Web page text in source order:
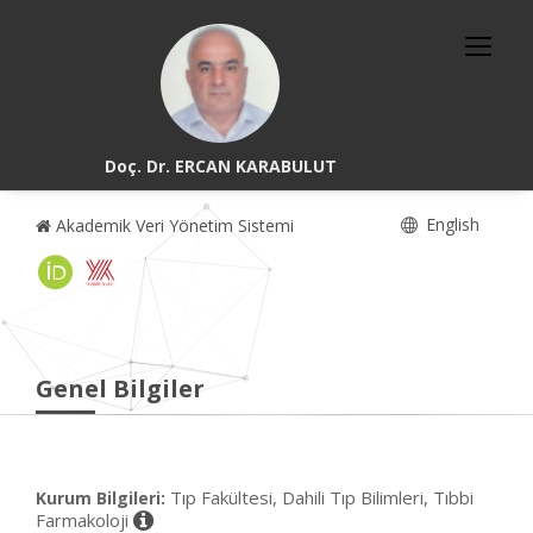
Doç. Dr. ERCAN KARABULUT
Akademik Veri Yönetim Sistemi English
Genel Bilgiler
Kurum Bilgileri: Tıp Fakültesi, Dahili Tıp Bilimleri, Tıbbi
Farmakoloji